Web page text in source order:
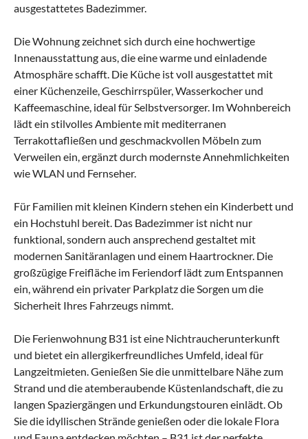
ausgestattetes Badezimmer.
Die Wohnung zeichnet sich durch eine hochwertige
Innenausstattung aus, die eine warme und einladende
Atmosphäre schafft. Die Küche ist voll ausgestattet mit
einer Küchenzeile, Geschirrspüler, Wasserkocher und
Kaffeemaschine, ideal für Selbstversorger. Im Wohnbereich
lädt ein stilvolles Ambiente mit mediterranen
Terrakottafließen und geschmackvollen Möbeln zum
Verweilen ein, ergänzt durch modernste Annehmlichkeiten
wie WLAN und Fernseher.
Für Familien mit kleinen Kindern stehen ein Kinderbett und
ein Hochstuhl bereit. Das Badezimmer ist nicht nur
funktional, sondern auch ansprechend gestaltet mit
modernen Sanitäranlagen und einem Haartrockner. Die
großzügige Freifläche im Feriendorf lädt zum Entspannen
ein, während ein privater Parkplatz die Sorgen um die
Sicherheit Ihres Fahrzeugs nimmt.
Die Ferienwohnung B31 ist eine Nichtraucherunterkunft
und bietet ein allergikerfreundliches Umfeld, ideal für
Langzeitmieten. Genießen Sie die unmittelbare Nähe zum
Strand und die atemberaubende Küstenlandschaft, die zu
langen Spaziergängen und Erkundungstouren einlädt. Ob
Sie die idyllischen Strände genießen oder die lokale Flora